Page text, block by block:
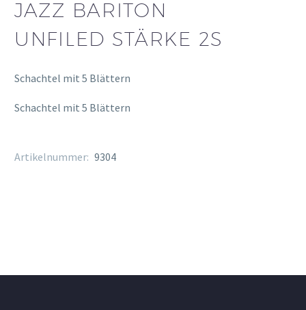
JAZZ BARITON
UNFILED STÄRKE 2S
Schachtel mit 5 Blättern
Schachtel mit 5 Blättern
Artikelnummer: 9304